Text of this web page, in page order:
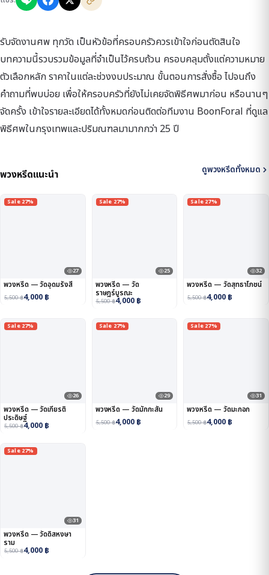
รับจัดงานศพ ทุกวัด เป็นหัวข้อที่ครอบครัวควรเข้าใจก่อนตัดสินใจ
บทความนี้รวบรวมข้อมูลที่จำเป็นไว้ครบถ้วน ครอบคลุมตั้งแต่ความหมาย
ตัวเลือกหลัก ราคาในแต่ละช่วงงบประมาณ ขั้นตอนการสั่งซื้อ ไปจนถึง
คำถามที่พบบ่อย เพื่อให้ครอบครัวที่ยังไม่เคยจัดพิธีศพมาก่อน หรือนานๆ
จัดครั้ง เข้าใจรายละเอียดได้ทั้งหมดก่อนติดต่อทีมงาน BoonForal ที่ดูแล
พิธีศพในกรุงเทพและปริมณฑลมามากกว่า 25 ปี
พวงหรีดแนะนำ ดูพวงหรีดทั้งหมด
Sale 27%
27
พวงหรีด — วัดอุดมรังสี
5,500฿4,000 ฿
Sale 27%
25
พวงหรีด — วัด
ราษฎร์บูรณะ
5,500฿4,000 ฿
Sale 27%
32
พวงหรีด — วัดสุทธาโภชน์
5,500฿4,000 ฿
Sale 27%
26
พวงหรีด — วัดเกียรติ
ประดิษฐ์
5,500฿4,000 ฿
Sale 27%
29
พวงหรีด — วัดมักกะสัน
5,500฿4,000 ฿
Sale 27%
31
พวงหรีด — วัดมะกอก
5,500฿4,000 ฿
Sale 27%
31
พวงหรีด — วัดดิสหงษา
ราม
5,500฿4,000 ฿